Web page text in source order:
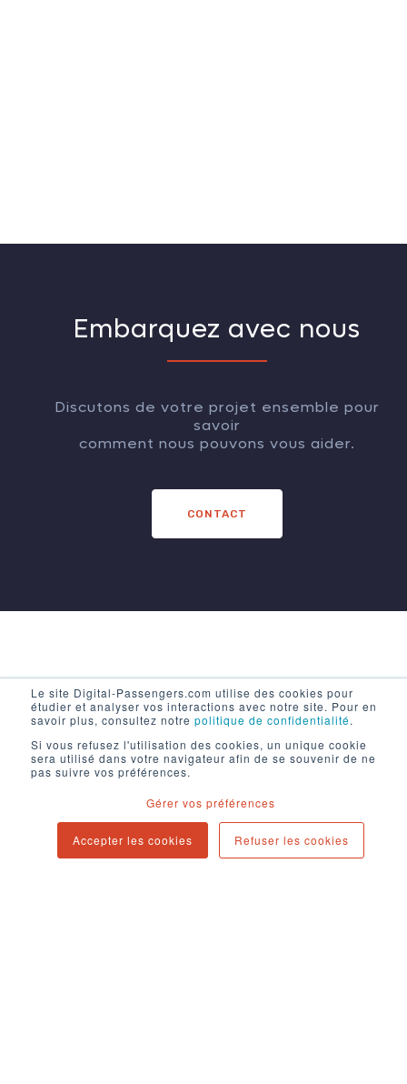
Le site Digital-Passengers.com utilise des cookies pour
étudier et analyser vos interactions avec notre site. Pour en
savoir plus, consultez notre politique de confidentialité.
Si vous refusez l'utilisation des cookies, un unique cookie
sera utilisé dans votre navigateur afin de se souvenir de ne
pas suivre vos préférences.
Gérer vos préférences
Accepter les cookies Refuser les cookies
Embarquez avec nous
Discutons de votre projet ensemble pour
savoir
comment nous pouvons vous aider.
CONTACT
Contact
Newsletter